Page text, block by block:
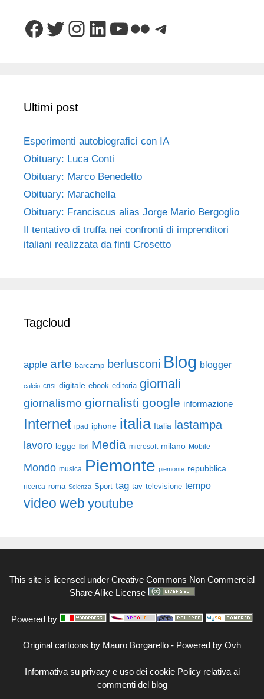
Facebook
Twitter
Instagram
LinkedIn
YouTube
FlickrTelegram
Ultimi post
Esperimenti autobiografici con IA
Obituary: Luca Conti
Obituary: Marco Benedetto
Obituary: Marachella
Obituary: Franciscus alias Jorge Mario Bergoglio
Il tentativo di truffa nei confronti di imprenditori
italiani realizzata da finti Crosetto
Tagcloud
apple arte barcamp berlusconi Blog blogger
calcio crisi digitale ebook editoria giornali
giornalismo giornalisti google informazione
Internet ipad iphone italia Italia lastampa
lavoro legge libri Media microsoft milano Mobile
Mondo musica Piemonte piemonte repubblica
ricerca roma Scienza Sport tag tav televisione tempo
video web youtube
This site is licensed under Creative Commons Non Commercial
Share Alike License
Powered by
Original cartoons by Mauro Borgarello - Powered by Ovh
Informativa su privacy e uso dei cookie Policy relativa ai
commenti del blog